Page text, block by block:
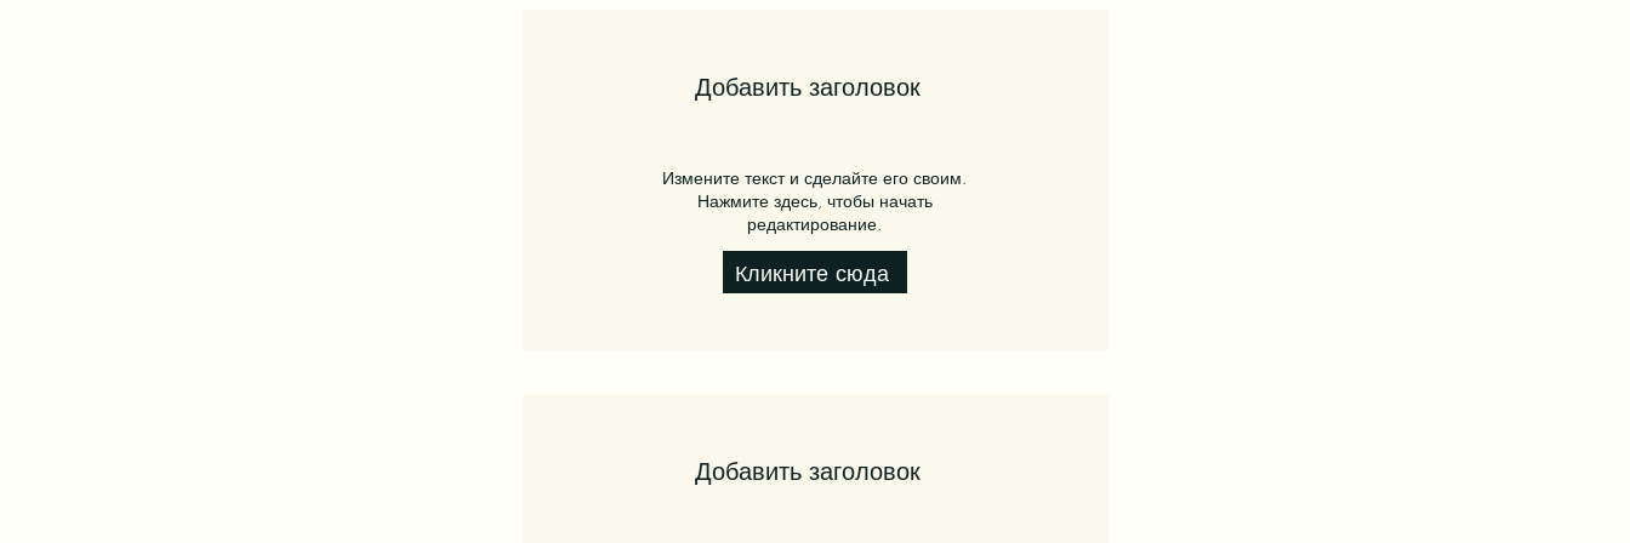
Добавить заголовок
Измените текст и сделайте его своим.
Нажмите здесь, чтобы начать
редактирование.
Кликните сюда
Добавить заголовок